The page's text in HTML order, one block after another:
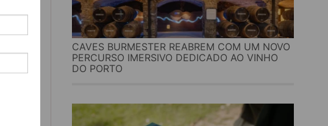
CAVES BURMESTER REABREM COM UM NOVO
PERCURSO IMERSIVO DEDICADO AO VINHO
DO PORTO